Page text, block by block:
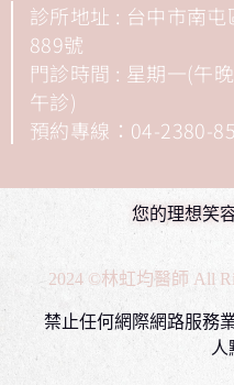
診所地址 : 台中市南
889號
門診時間 : 星期一(午
午診)
預約專線：04-2380-
您的理想笑
2024 ©林虹均醫師 All
禁止任何網際網路服務
人